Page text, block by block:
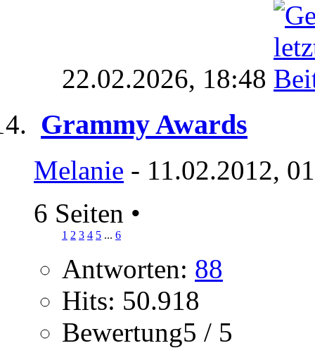
22.02.2026, 18:48
Grammy Awards
Melanie - 11.02.2012,
6 Seiten •
1 2 3 4 5 ... 6
Antworten: 88
Hits: 50.918
Bewertung5 / 5